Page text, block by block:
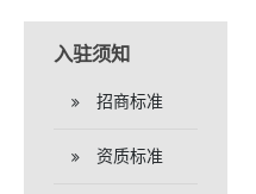
入驻须知
招商标准
资质标准